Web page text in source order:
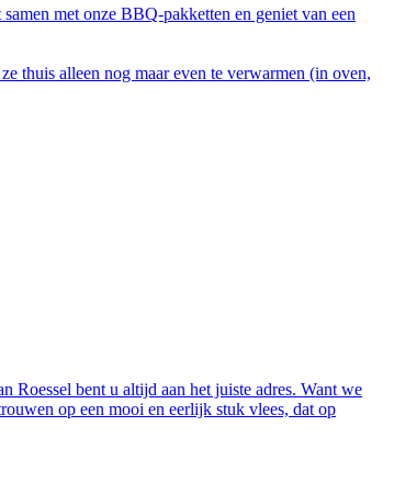
met onze BBQ-pakketten en geniet van een
thuis alleen nog maar even te verwarmen (in oven,
Roessel bent u altijd aan het juiste adres. Want we
op een mooi en eerlijk stuk vlees, dat op